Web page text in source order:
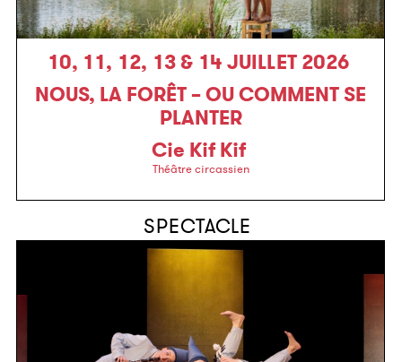
10, 11, 12, 13 & 14 JUILLET 2026
NOUS, LA FORÊT – OU COMMENT SE
PLANTER
Cie Kif Kif
Théâtre circassien
SPECTACLE